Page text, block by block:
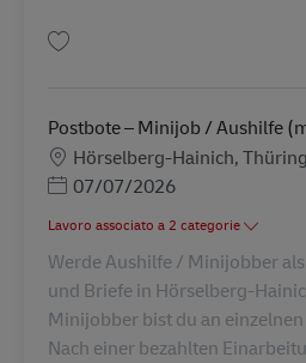
Postbote – Minijob / Aushilfe
SedeHörselberg-Hainich,
Posted Date
07/07/2026
Lavoro associato a 2 categorie
Werde Aushilfe / Minijobber
und Briefe in Hörselberg-
Minijobber bist du an
Nach einer bezahlten